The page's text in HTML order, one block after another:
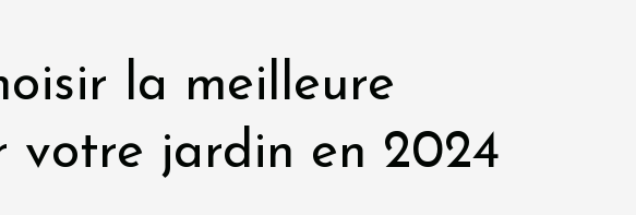
la meilleure
votre jardin en 2024